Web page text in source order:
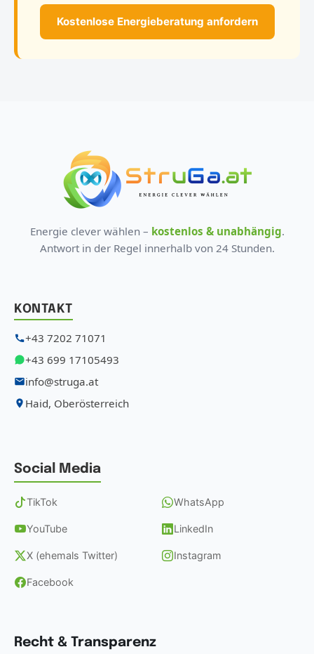
Kostenlose Energieberatung anfordern
Energie clever wählen – kostenlos & unabhängig.
Antwort in der Regel innerhalb von 24 Stunden.
KONTAKT
+43 7202 71071
+43 699 17105493
info@struga.at
Haid, Oberösterreich
Social Media
TikTok WhatsApp
YouTube LinkedIn
X (ehemals Twitter) Instagram
Facebook
Recht & Transparenz